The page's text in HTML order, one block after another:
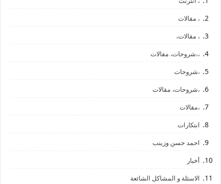
، مقالات
، مقالات،
،،شروحات، مقالات
،شروحات
،شروحات، مقالات
،مقالات
ابتكارات
احمد حسن وزينب
أخبار
الاسئلة و المشاكل الشائعة